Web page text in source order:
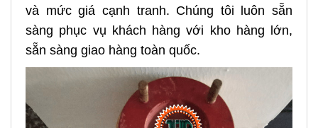
và mức giá cạnh tranh. Chúng tôi luôn sẵn
sàng phục vụ khách hàng với kho hàng lớn,
sẵn sàng giao hàng toàn quốc.